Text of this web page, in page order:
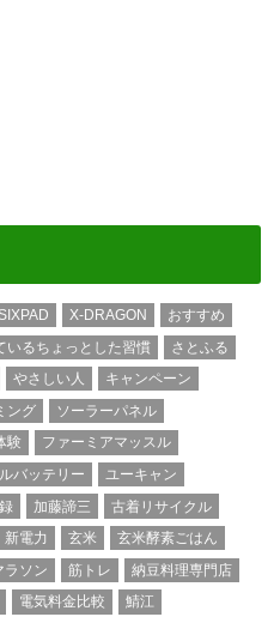
SIXPAD X-DRAGON
おすすめ
いるちょっとした習慣
さとふる
やさしい人
キャンペーン
ング
ソーラーパネル
験
ファーミアマッスル
バッテリー
ユーキャン
加藤諦三
古着リサイクル
新電力 玄米
玄米酵素ごはん
ラソン 筋トレ
納豆料理専門店
電気料金比較
鯖江